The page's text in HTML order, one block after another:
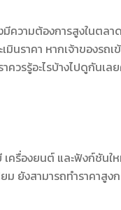
ความต้องการสูงในตลา
ราคา หากเจ้าของรถเข้
ควรรู้อะไรบ้างไปดูกันเล
เครื่องยนต์ และฟังก์ชันใ
ม ยังสามารถทำราคาสูง